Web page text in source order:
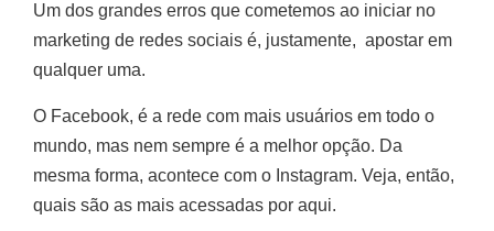
Um dos grandes erros que cometemos ao iniciar no
marketing de redes sociais é, justamente, apostar em
qualquer uma.
O Facebook, é a rede com mais usuários em todo o
mundo, mas nem sempre é a melhor opção. Da
mesma forma, acontece com o Instagram. Veja, então,
quais são as mais acessadas por aqui.